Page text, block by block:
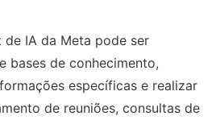
IA da Meta pode ser
bases de conhecimento,
específicas e realizar
de reuniões, consultas de